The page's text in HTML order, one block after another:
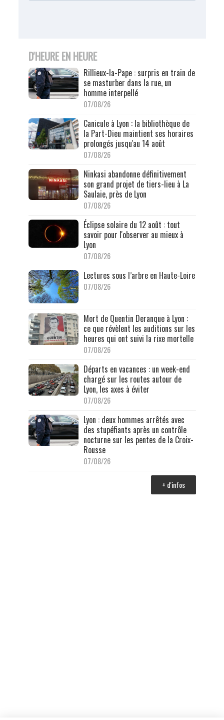
D'HEURE EN HEURE
Rillieux-la-Pape : surpris en train de
se masturber dans la rue, un
homme interpellé
07/08/26
Canicule à Lyon : la bibliothèque de
la Part-Dieu maintient ses horaires
prolongés jusqu'au 14 août
07/08/26
Ninkasi abandonne définitivement
son grand projet de tiers-lieu à La
Saulaie, près de Lyon
07/08/26
Éclipse solaire du 12 août : tout
savoir pour l'observer au mieux à
Lyon
07/08/26
Lectures sous l’arbre en Haute-Loire
07/08/26
Mort de Quentin Deranque à Lyon :
ce que révèlent les auditions sur les
heures qui ont suivi la rixe mortelle
07/08/26
Départs en vacances : un week-end
chargé sur les routes autour de
Lyon, les axes à éviter
07/08/26
Lyon : deux hommes arrêtés avec
des stupéfiants après un contrôle
nocturne sur les pentes de la Croix-
Rousse
07/08/26
+ d'infos